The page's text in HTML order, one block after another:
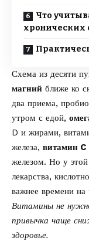
Что
хронических
Схема из десяти
магний ближе ко
два приема,
утром с едой,
D и жирами,
железа, витамин C
железом. Но у
лекарства,
важнее времени на
Витамины не
привычка чаще
здоровье.